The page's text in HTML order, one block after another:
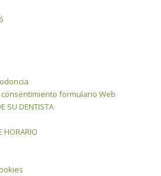
formulario Web
SU DENTISTA
HORARIO